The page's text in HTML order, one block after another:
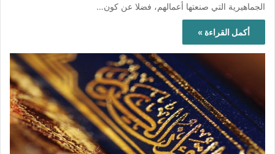
الجماهيرية التي صنعتها أعمالهم، فضلا عن كون…
أكمل القراءة »